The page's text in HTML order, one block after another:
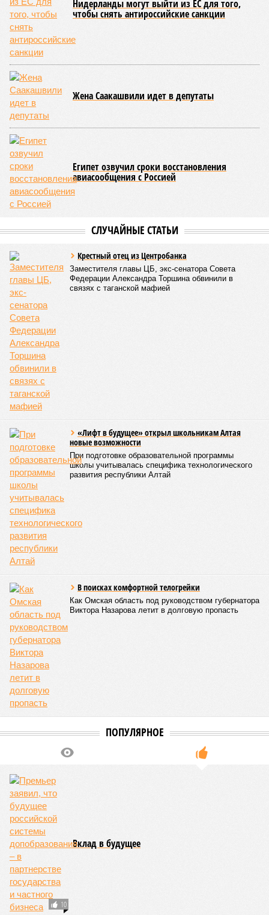
Около 100 лет назад в Поднебесной приключилось то, что
у нас назвали бы тридцатью тремя несчастьями. Страну
последовательно поразили: многолетняя засуха, страшный
паводок, невероятные ливни. Несколько миллионов
человек не пережили этот разгул стихий. Вот что тогда
приключилось.
Зима 1931 года выдалась в Китае чрезвычайно
продолжительной и суровой. Снега образовалось огромное
количество – казалось бы, хороший знак после периода
великой суши, продолжавшегося с 1928-го. Но всё
обратилось катастрофой. Снег растаял, устремился в реки,
начался небывалый паводок, быстро обернувшийся
страшным наводнением, которое обильные весенние ливни
только усугубили. К июню всё это преобразовалось в
массовый потоп, в июле же Китай в дополнение накрыло
сразу девятью циклонами. Последствия оказались
невообразимыми: наводнение погребло под собой
территорию в 180 тыс. квадратных километров, что равно
областям, десятку Чуваший.
В общем, недаром события 1931-го находятся на первом
месте в списке самых смертоносных стихийных бедствий,
когда-либо происходивших на планете. Число
пострадавших в тот год достигло 53 млн человек, число
погибших, по некоторым оценкам, составило 4 миллиона.
Впрочем, для Китая подобное не в новинку. Так, в сентябре
1887 года вода прорвала многочисленные дамбы на реке
Хуанхэ и быстро залила почти весь Северный Китай, так
как местность там довольно низменная, и потоп просто не
встречал препятствий на своём пути, уничтожая деревни и
целые города. Водой залило 130 тыс. квадратных
Кировской областей), 2 млн человек остались без крова,
ещё столько же погибли в результате спровоцированной
катастрофой пандемии.
Третье место по кровожадности в рейтинге стихийных
бедствий занимает смертоносный циклон Бхола 1970 года,
ставший самым мощным среди себе подобных за всю
историю наблюдений. Он поразил территории современной
Бангладеш, тогда называвшейся Восточным Пакистаном, и
индийского штата Западная Бенгалия. Шторма унесли
жизни полумиллиона человек.
что-то знала о том, какие именно страны станут со
временем самыми «грязными» в плане производств, и
планомерно подтачивала их демографию. А как ещё
объяснить то, что в топ-10 природных катастроф почти все
места занимают бедствия, разразившиеся в Индии,
Пакистане, Бангладеш и Турции? Что характерно, Россию и
Европу подобные катастрофы никогда не затрагивали,
здесь беды были другими, включая массовый голод и
масштабные эпидемии вроде бубонной чумы (200 млн
погибших) или «испанки» (по разным оценкам, от 17,4 до
100 млн погибших во всём мире).
Когда земля – дыбом
Но это дела давно минувших дней. А что нам ждать в
дальнейшем? Авторы энциклопедии A-Z Animals,
основываясь на современных научных исследованиях и
глобальных тенденциях, составили свой список
потенциально самых смертоносных стихийных бедствий,
угрожающих человечеству непосредственно сейчас, в XXI
веке.
«Золото» получили землетрясения. К наиболее
сейсмоопасным регионам относится Тихоокеанское
вулканическое огненное кольцо, включающее Индонезию,
Японию и западное побережье Северной и Южной Америки.
Турция, Иран, Индия и Непал также расположены на очень